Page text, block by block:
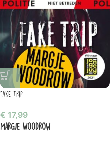
Fake trip
€ 17,99
Margje Woodrow